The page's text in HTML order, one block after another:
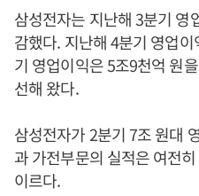
삼성전자는 지난해 3분기 영
감했다. 지난해 4분기 영업
기 영업이익은 5조9천억 원
선해 왔다.
삼성전자가 2분기 7조 원대
과 가전부문의 실적은 여전
이르다.